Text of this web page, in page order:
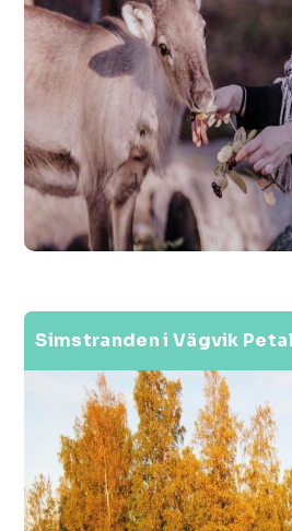
Simstranden i Vägvik